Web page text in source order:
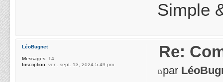
Simple
Re:
par
LéoBugnet
Messages: 14
Inscription: ven. sept. 13, 2024 5:49 pm